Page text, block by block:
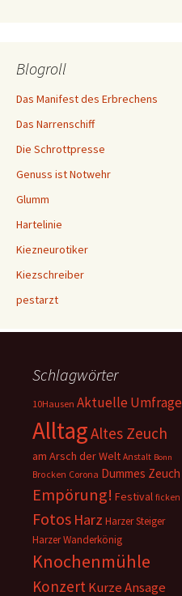
Blogroll
Das Manifest des Erbrechens
Das Narrenschiff
Die Schrottpresse
Genuss ist Notwehr
Glumm
Hartelinie
Kiezneurotiker
Kiezschreiber
pestarzt
Schlagwörter
10Hausen Aktuelle Umfrage
AlltagAltes Zeuch
am Arsch der Welt Anstalt Bonn
Brocken Corona Dummes Zeuch
Empörung! Festival ficken
Fotos Harz Harzer Steiger
Harzer Wanderkönig
Knochenmühle
KonzertKurze Ansage